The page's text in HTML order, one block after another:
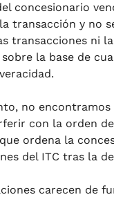
concesionario
transacción y no
transacciones ni
la base de
no encontramos
con la orden
ordena la
del ITC tras la
carecen de